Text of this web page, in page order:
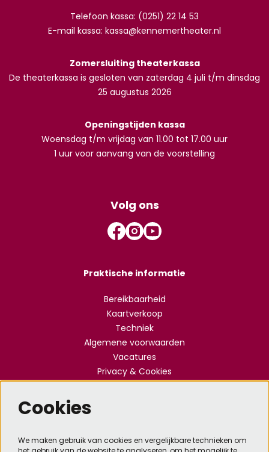
Telefoon kassa: (0251) 22 14 53
E-mail kassa: kassa@kennemertheater.nl
Zomersluiting theaterkassa
De theaterkassa is gesloten van zaterdag 4 juli t/m dinsdag
25 augustus 2026
Openingstijden kassa
Woensdag t/m vrijdag van 11.00 tot 17.00 uur
1 uur voor aanvang van de voorstelling
Volg ons
Praktische informatie
Bereikbaarheid
Kaartverkoop
Techniek
Algemene voorwaarden
Vacatures
Privacy & Cookies
Meld je aan voor de nieuwsbrief
Cookies
We maken gebruik van cookies en vergelijkbare technieken om